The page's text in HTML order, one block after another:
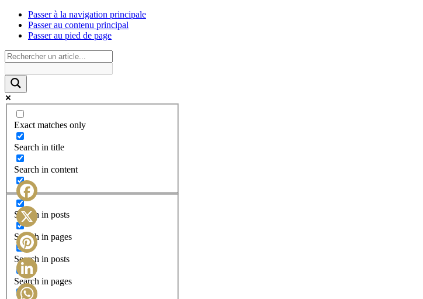
Passer à la navigation principale
Passer au contenu principal
Passer au pied de page
Exact matches only
Search in title
Search in content
Search in posts
Search in pages
Search in posts
Search in pages
Facebook
X
Pinterest
LinkedIn